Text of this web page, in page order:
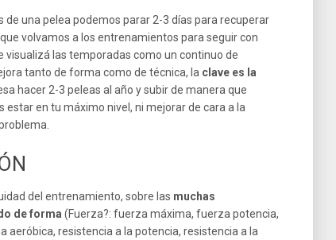
de una pelea podemos parar 2-3 días para recuperar
volvamos a los entrenamientos para seguir con
las temporadas como un continuo de
tanto de forma como de técnica, la clave es la
hacer 2-3 peleas al año y subir de manera que
en tu máximo nivel, ni mejorar de cara a la
del entrenamiento, sobre las muchas
de forma (Fuerza?: fuerza máxima, fuerza potencia,
aeróbica, resistencia a la potencia, resistencia a la